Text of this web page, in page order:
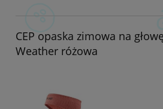
CEP opaska zimowa na
Weather różowa